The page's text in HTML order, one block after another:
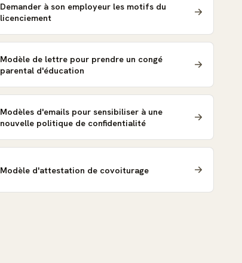
Demander à son employeur les motifs du
licenciement
Modèle de lettre pour prendre un congé
parental d'éducation
Modèles d'emails pour sensibiliser à une
nouvelle politique de confidentialité
Modèle d'attestation de covoiturage